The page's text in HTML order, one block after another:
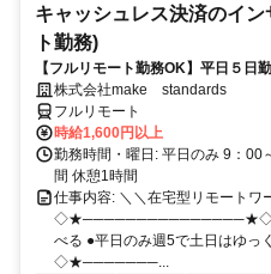
キャッシュレス決済のイ
ト勤務)
【フルリモート勤務OK】平日５日
スキルアップ
株式会社make standards
フルリモート
時給1,600円以上
勤務時間・曜日: 平日のみ 9：00
間 休憩1時間
仕事内容: ＼＼在宅型リモートワ
◇★───────────────★◇
べる ●平日のみ週5で土日はゆっ
◇★───────...